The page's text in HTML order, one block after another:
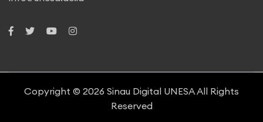
Copyright © 2026 Sinau Digital UNESAAll Rights
Reserved